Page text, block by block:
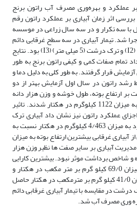
عملکرد و بهره‌وری مصرف آب راتون برنج
اثر زمان آبیاری بر عملکرد راتون رقم
با سه تکرار و در سه سال زراعی در موسسه
شد. تیمار آبیاری در سه سطح غرقابی دائم
(I1)، ترک موئین (2 میلی متر) (I2) و ترک درشت (5 میلی متر) (I3) بود. نتایج
تمام صفات کمی و کیفی راتون برنج به طور
قرار گرفتند. به طور کلی به دلیل دما و
رشد راتون در سال اول آزمایش بهتر از دو
بر ارتفاع بوته، طول خوشه و وزن هزار دانه
موجب افزایش عملکرد دانه به میزان 1122 کیلوگرم در هکتار شدند. تاثیر
عملکرد راتون نیز نشان داد آبیاری ترک
درشت موجب افزایش عملکرد به میزان 4/463 کیلوگرم در هکتار نسبت به
آبیاری غرقابی بیشترین ارتفاع بوته به میزان
مدیریت آبیاری بر سایر صفت ها نظیر وزن هزار
و شاخص برداشت موثر نبود. بیشترین کارایی
مصرف آب در سال اول به میزان 69/0 کیلو گرم بر متر مکعب در هکتار و
کم‌ترین در سال سوم به میزان 41/0 کیلو گرم بر متر‌مکعب در هکتار حاصل
در مقایسه با تیمار آبیاری غرقابی دائم